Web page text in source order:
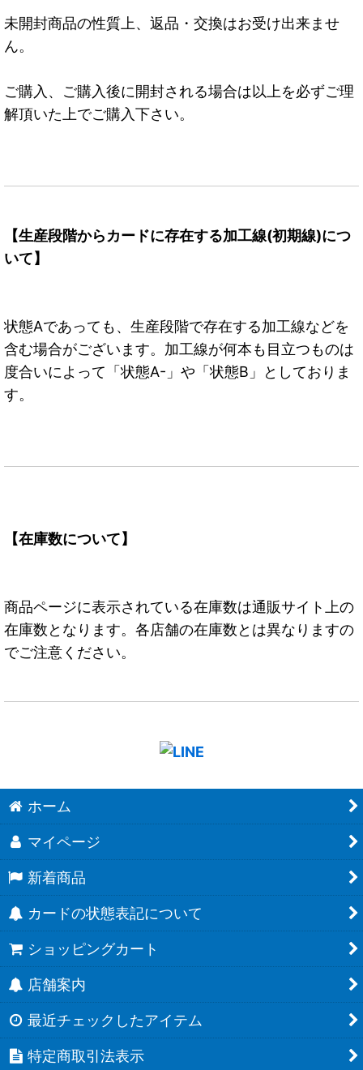
未開封商品の性質上、返品・交換はお受け出来ませ
ん。
ご購入、ご購入後に開封される場合は以上を必ずご理
解頂いた上でご購入下さい。
【生産段階からカードに存在する加工線(初期線)につ
いて】
状態Aであっても、生産段階で存在する加工線などを
含む場合がございます。加工線が何本も目立つものは
度合いによって「状態A-」や「状態B」としておりま
す。
【在庫数について】
商品ページに表示されている在庫数は通販サイト上の
在庫数となります。各店舗の在庫数とは異なりますの
でご注意ください。
ホーム
マイページ
新着商品
カードの状態表記について
ショッピングカート
店舗案内
最近チェックしたアイテム
特定商取引法表示